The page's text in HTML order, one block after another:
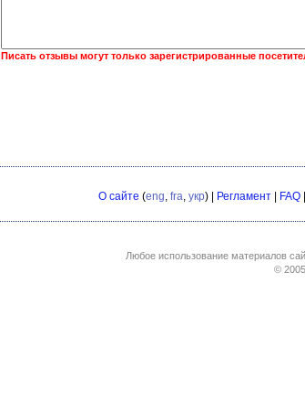
Писать отзывы могут только зарегистрированные
О сайте (eng fra укр) | Регламент | FAQ |
Любое использование материалов
©